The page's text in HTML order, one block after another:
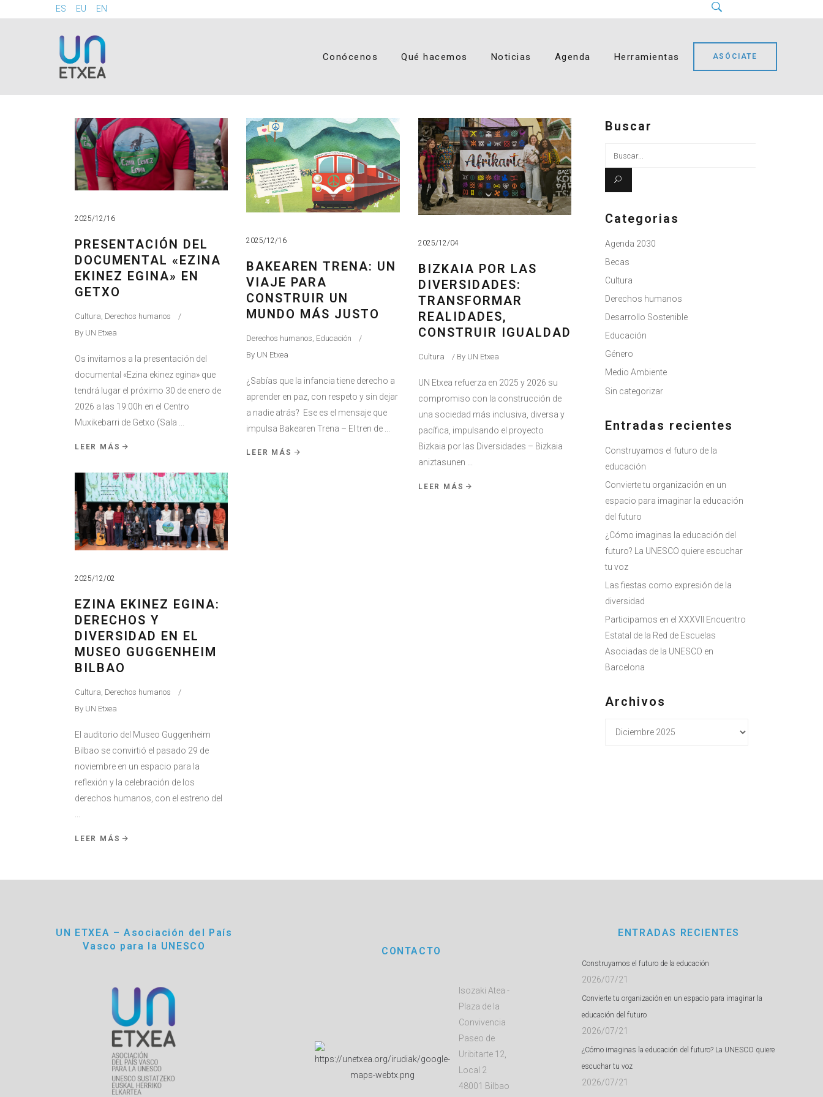
ES EU EN
Conócenos Qué hacemos Noticias Agenda Herramientas ASÓCIATE
2025/12/16
PRESENTACIÓN DEL
DOCUMENTAL «EZINA
EKINEZ EGINA» EN
GETXO
Cultura, Derechos humanos
By UN Etxea
Os invitamos a la presentación del
documental «Ezina ekinez egina» que
tendrá lugar el próximo 30 de enero de
2026 a las 19:00h en el Centro
Muxikebarri de Getxo (Sala
LEER MÁS
2025/12/16
BAKEAREN TRENA: UN
VIAJE PARA
CONSTRUIR UN
MUNDO MÁS JUSTO
Derechos humanos Educación
By UN Etxea
¿Sabías que la infancia tiene derecho a
aprender en paz, con respeto y sin dejar
a nadie atrás? Ese es el mensaje que
impulsa Bakearen Trena – El tren de
LEER MÁS
2025/12/04
BIZKAIA POR LAS
DIVERSIDADES:
TRANSFORMAR
REALIDADES,
CONSTRUIR IGUALDAD
Cultura By UN Etxea
UN Etxea refuerza en 2025 y 2026 su
compromiso con la construcción de
una sociedad más inclusiva, diversa y
pacífica, impulsando el proyecto
Bizkaia por las Diversidades – Bizkaia
aniztasunen
LEER MÁS
2025/12/02
EZINA EKINEZ EGINA:
DERECHOS Y
DIVERSIDAD EN EL
MUSEO GUGGENHEIM
BILBAO
Cultura, Derechos humanos
By UN Etxea
El auditorio del Museo Guggenheim
Bilbao se convirtió el pasado 29 de
noviembre en un espacio para la
reflexión y la celebración de los
derechos humanos, con el estreno del
LEER MÁS
Buscar
Categorias
Agenda 2030
Becas
Cultura
Derechos humanos
Desarrollo Sostenible
Educación
Género
Medio Ambiente
Sin categorizar
Entradas recientes
Construyamos el futuro de la
educación
Convierte tu organización en un
espacio para imaginar la educación
del futuro
¿Cómo imaginas la educación del
futuro? La UNESCO quiere escuchar
tu voz
Las fiestas como expresión de la
diversidad
Participamos en el XXXVII Encuentro
Estatal de la Red de Escuelas
Asociadas de la UNESCO en
Barcelona
Archivos
Archivos
UN ETXEA – Asociación del País
Vasco para la UNESCO
CONTACTO
Isozaki Atea -
Plaza de la
Convivencia
Paseo de
Uribitarte 12,
Local 2
48001 Bilbao
ENTRADAS RECIENTES
Construyamos el futuro de la educación
2026/07/21
Convierte tu organización en un espacio para imaginar la
educación del futuro
2026/07/21
¿Cómo imaginas la educación del futuro? La UNESCO quiere
escuchar tu voz
2026/07/21